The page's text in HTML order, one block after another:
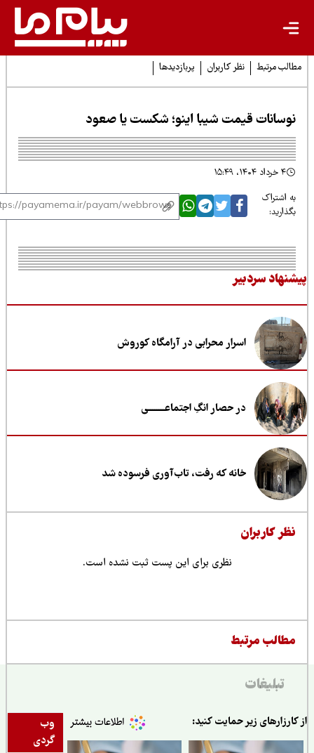
مرتبط نظر کاربران پربازدیدها
قیمت شیبا اینو؛ شکست یا صعود
اشتراک
سردبیر
اسرار محرابی در آرامگاه کوروش
در حصار انگِ اجتماعــــــــی
خانه که رفت، تاب‌آوری فرسوده شد
کاربران
نظری برای این پست ثبت نشده است.
مرتبط
تبلیغات
وب
گردی
زیر حمایت کنید: